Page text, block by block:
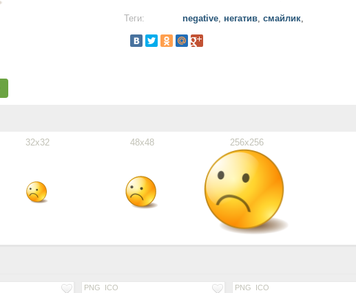
Теги: negative, негатив, смайлик,
32x32 48x48 256x256
PNG ICO PNG ICO